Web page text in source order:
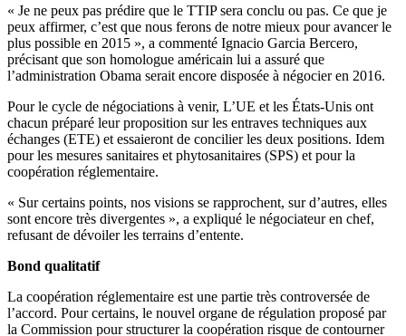
« Je ne peux pas prédire que le TTIP sera conclu ou pas. Ce que je
peux affirmer, c’est que nous ferons de notre mieux pour avancer le
plus possible en 2015 », a commenté Ignacio Garcia Bercero,
précisant que son homologue américain lui a assuré que
l’administration Obama serait encore disposée à négocier en 2016.
Pour le cycle de négociations à venir, L’UE et les États-Unis ont
chacun préparé leur proposition sur les entraves techniques aux
échanges (ETE) et essaieront de concilier les deux positions. Idem
pour les mesures sanitaires et phytosanitaires (SPS) et pour la
coopération réglementaire.
« Sur certains points, nos visions se rapprochent, sur d’autres, elles
sont encore très divergentes », a expliqué le négociateur en chef,
refusant de dévoiler les terrains d’entente.
Bond qualitatif
La coopération réglementaire est une partie très controversée de
l’accord. Pour certains, le nouvel organe de régulation proposé par
la Commission pour structurer la coopération risque de contourner